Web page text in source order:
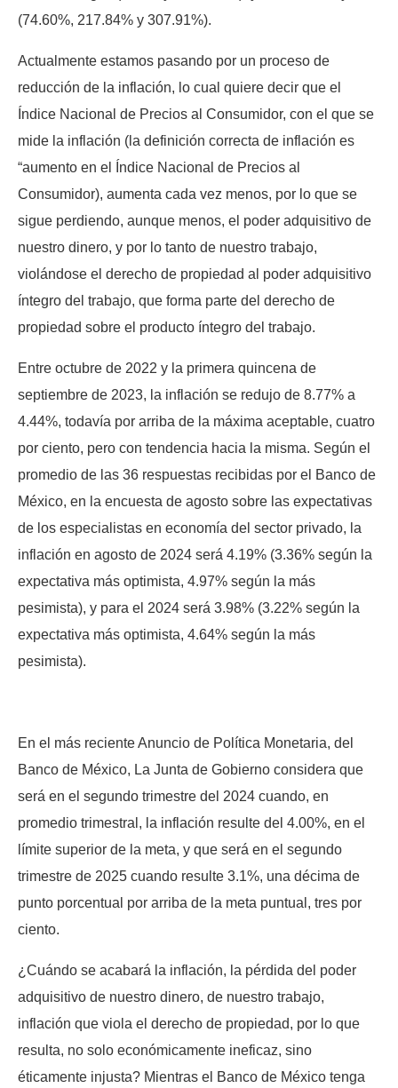
(74.60%, 217.84% y 307.91%).
Actualmente estamos pasando por un proceso de
reducción de la inflación, lo cual quiere decir que el
Índice Nacional de Precios al Consumidor, con el que se
mide la inflación (la definición correcta de inflación es
“aumento en el Índice Nacional de Precios al
Consumidor), aumenta cada vez menos, por lo que se
sigue perdiendo, aunque menos, el poder adquisitivo de
nuestro dinero, y por lo tanto de nuestro trabajo,
violándose el derecho de propiedad al poder adquisitivo
íntegro del trabajo, que forma parte del derecho de
propiedad sobre el producto íntegro del trabajo.
Entre octubre de 2022 y la primera quincena de
septiembre de 2023, la inflación se redujo de 8.77% a
4.44%, todavía por arriba de la máxima aceptable, cuatro
por ciento, pero con tendencia hacia la misma. Según el
promedio de las 36 respuestas recibidas por el Banco de
México, en la encuesta de agosto sobre las expectativas
de los especialistas en economía del sector privado, la
inflación en agosto de 2024 será 4.19% (3.36% según la
expectativa más optimista, 4.97% según la más
pesimista), y para el 2024 será 3.98% (3.22% según la
expectativa más optimista, 4.64% según la más
pesimista).
En el más reciente Anuncio de Política Monetaria, del
Banco de México, La Junta de Gobierno considera que
será en el segundo trimestre del 2024 cuando, en
promedio trimestral, la inflación resulte del 4.00%, en el
límite superior de la meta, y que será en el segundo
trimestre de 2025 cuando resulte 3.1%, una décima de
punto porcentual por arriba de la meta puntual, tres por
ciento.
¿Cuándo se acabará la inflación, la pérdida del poder
adquisitivo de nuestro dinero, de nuestro trabajo,
inflación que viola el derecho de propiedad, por lo que
resulta, no solo económicamente ineficaz, sino
éticamente injusta? Mientras el Banco de México tenga